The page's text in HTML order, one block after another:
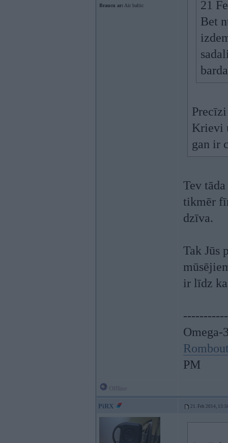
Braucu ar: Air baltic
21
Bet
Krievi
gan ir
Tev
tikmēr
dzīva.
Tak Jūs
ir līdz
Omega-
PM
PiRX 21. Feb 2014,